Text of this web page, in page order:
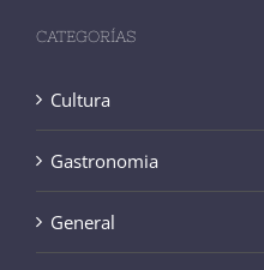
CATEGORÍAS
Cultura
Gastronomia
General